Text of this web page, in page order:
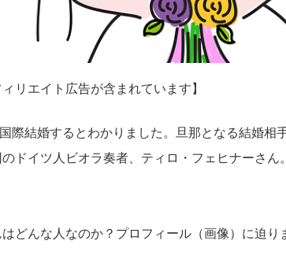
リエイト広告が含まれています】
際結婚するとわかりました。旦那となる結婚相
ドイツ人ビオラ奏者、ティロ・フェヒナーさん
どんな人なのか？プロフィール（画像）に迫り